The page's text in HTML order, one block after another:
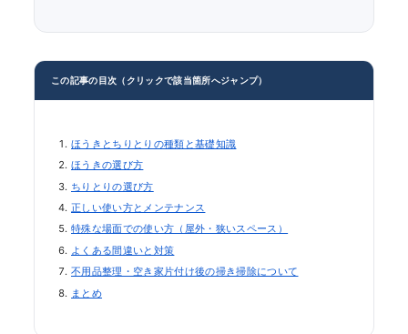
この記事の目次（クリックで該当箇所へジャンプ）
ほうきとちりとりの種類と基礎知識
ほうきの選び方
ちりとりの選び方
正しい使い方とメンテナンス
特殊な場面での使い方（屋外・狭いスペース）
よくある間違いと対策
不用品整理・空き家片付け後の掃き掃除について
まとめ